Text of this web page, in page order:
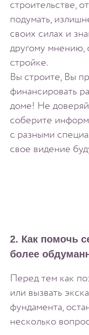
строительстве,
подумать,
своих силах и
другому мнению,
стройке.
Вы строите, Вы
финансировать
доме! Не
соберите
с разными
свое видение
2. Как помочь
более
Перед тем как
или вызвать
фундамента,
несколько